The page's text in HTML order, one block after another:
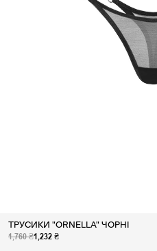
ТРУСИКИ "ORNELLA" ЧОРНІ
1,760 ₴1,232 ₴